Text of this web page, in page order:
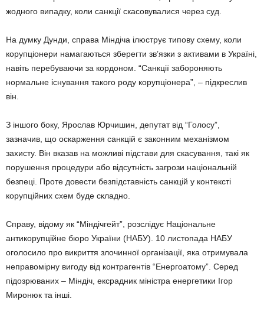
жодного випадку, коли санкції скасовувалися через суд.
На думку Дунди, справа Міндіча ілюструє типову схему, коли
корупціонери намагаються зберегти зв’язки з активами в Україні,
навіть перебуваючи за кордоном. “Санкції забороняють
нормальне існування такого роду корупціонера”, – підкреслив
він.
З іншого боку, Ярослав Юрчишин, депутат від “Голосу”,
зазначив, що оскарження санкцій є законним механізмом
захисту. Він вказав на можливі підстави для скасування, такі як
порушення процедури або відсутність загрози національній
безпеці. Проте довести безпідставність санкцій у контексті
корупційних схем буде складно.
Справу, відому як “Міндічгейт”, розслідує Національне
антикорупційне бюро України (НАБУ). 10 листопада НАБУ
оголосило про викриття злочинної організації, яка отримувала
неправомірну вигоду від контрагентів “Енергоатому”. Серед
підозрюваних – Міндіч, ексрадник міністра енергетики Ігор
Миронюк та інші.